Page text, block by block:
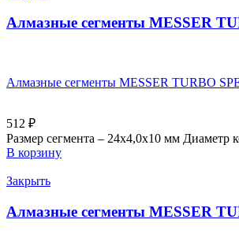
Алмазные сегменты MESSER
Алмазные сегменты MESSER TURBO
512 ₽
Размер сегмента – 24х4,0х10 мм Диаметр
В корзину
Закрыть
Алмазные сегменты MESSER